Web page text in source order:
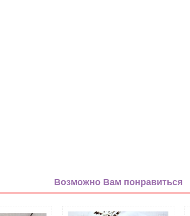
Полиэстер 100%
Возможно Вам понравиться